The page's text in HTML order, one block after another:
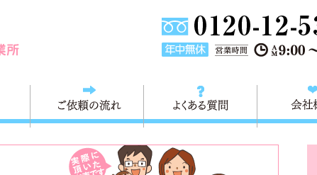
ご依頼の流れ よくある質問